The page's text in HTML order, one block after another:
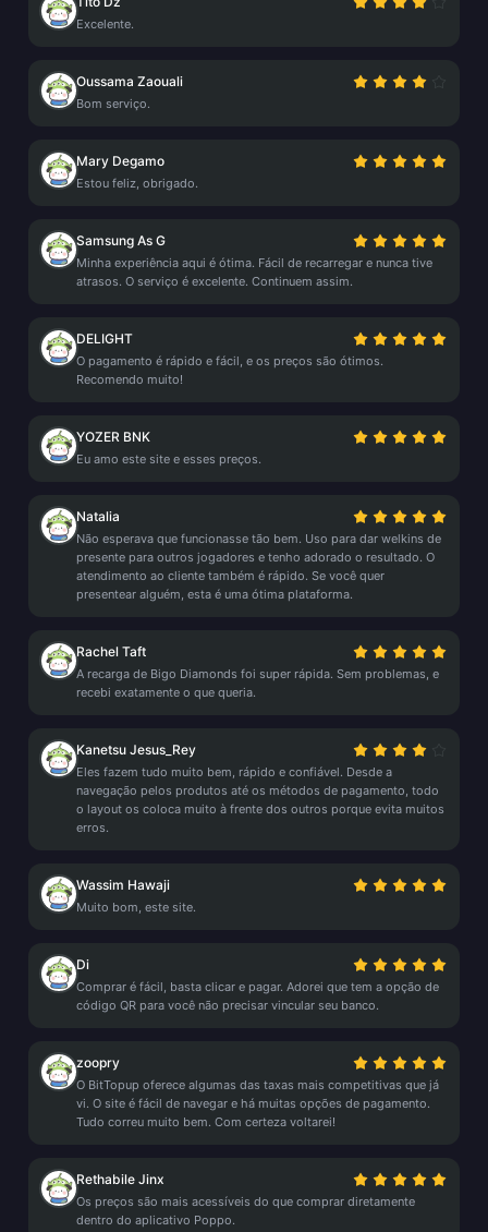
Excelente.
Oussama Zaouali
Bom serviço.
Mary Degamo
Estou feliz, obrigado.
Samsung As G
Minha experiência aqui é ótima. Fácil de recarregar e nunca tive
atrasos. O serviço é excelente. Continuem assim.
DELIGHT
O pagamento é rápido e fácil, e os preços são ótimos.
Recomendo muito!
YOZER BNK
Eu amo este site e esses preços.
Natalia
Não esperava que funcionasse tão bem. Uso para dar welkins de
presente para outros jogadores e tenho adorado o resultado. O
atendimento ao cliente também é rápido. Se você quer
presentear alguém, esta é uma ótima plataforma.
Rachel Taft
A recarga de Bigo Diamonds foi super rápida. Sem problemas, e
recebi exatamente o que queria.
Kanetsu Jesus_Rey
Eles fazem tudo muito bem, rápido e confiável. Desde a
navegação pelos produtos até os métodos de pagamento, todo
o layout os coloca muito à frente dos outros porque evita muitos
erros.
Wassim Hawaji
Muito bom, este site.
Di
Comprar é fácil, basta clicar e pagar. Adorei que tem a opção de
código QR para você não precisar vincular seu banco.
zoopry
O BitTopup oferece algumas das taxas mais competitivas que já
vi. O site é fácil de navegar e há muitas opções de pagamento.
Tudo correu muito bem. Com certeza voltarei!
Rethabile Jinx
Os preços são mais acessíveis do que comprar diretamente
dentro do aplicativo Poppo.